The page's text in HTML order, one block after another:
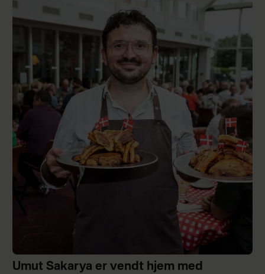
Umut Sakarya er vendt hjem med